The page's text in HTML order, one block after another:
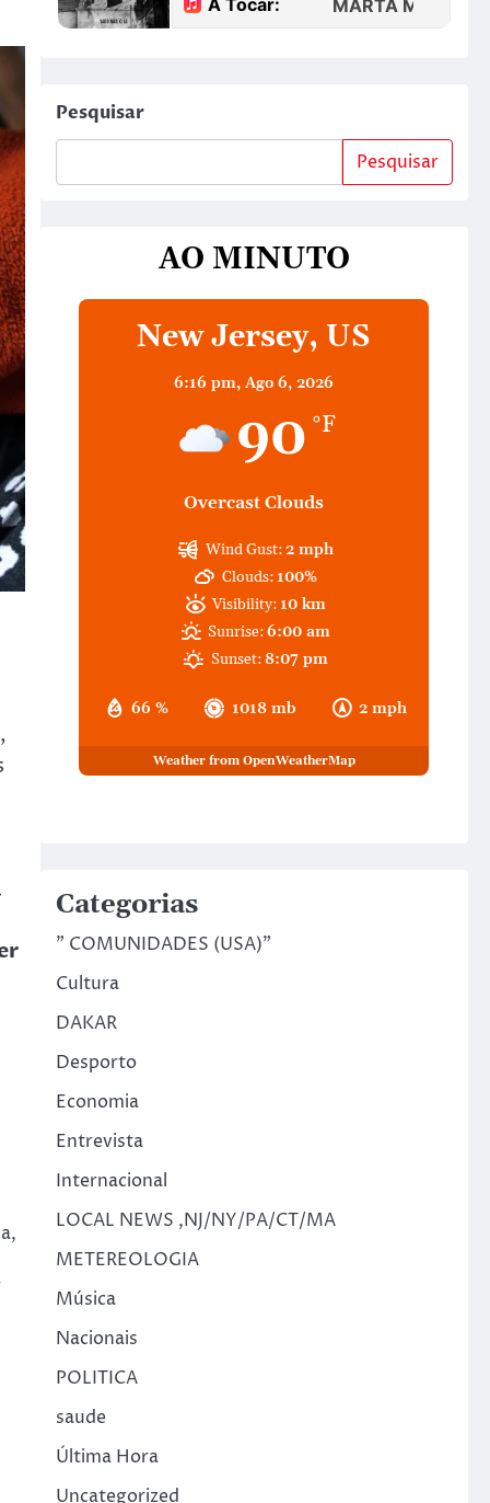
Pesquisar
Pesquisar
AO MINUTO
New Jersey, US
6:16 pm,Ago 6, 2026
90 °F
Overcast Clouds
66 % 1018 mb 2 mph
Wind Gust:2 mph
Clouds: 100%
Visibility: 10 km
Sunrise:6:00 am
Sunset:8:07 pm
Weather from OpenWeatherMap
Categorias
" COMUNIDADES (USA)"
Cultura
DAKAR
Desporto
Economia
Entrevista
Internacional
LOCAL NEWS ,NJ/NY/PA/CT/MA
METEREOLOGIA
Música
Nacionais
POLITICA
saude
Última Hora
Uncategorized